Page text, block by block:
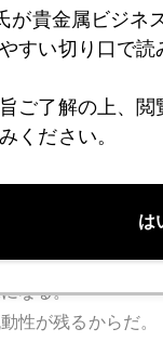
経済のテコ入れ
だ。
は根強く残る。
１兆ユーロ増やす
になろう。
なる。
性が残るからだ。
が貴金属ビジネ
すい切り口で読
ご了解の上、閲
ください。
は